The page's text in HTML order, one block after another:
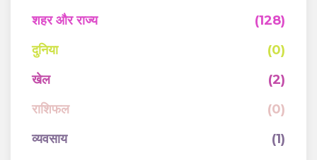
शहर और राज्य
(128)
दुनिया
(0)
खेल
(2)
राशिफल
(0)
व्यवसाय
(1)